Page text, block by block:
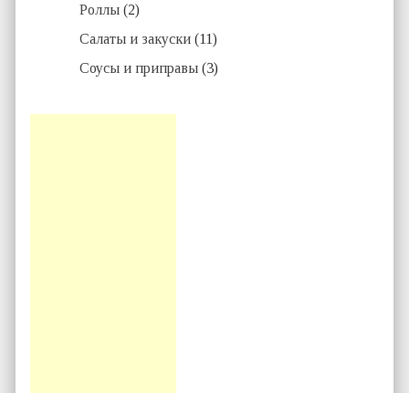
Роллы (2)
Салаты и закуски (11)
Соусы и приправы (3)